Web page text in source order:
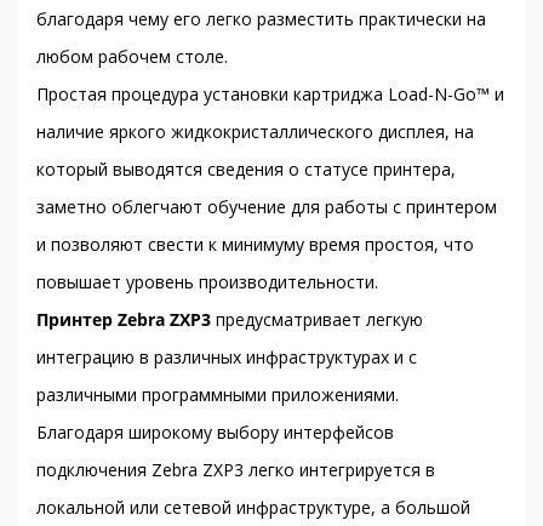
благодаря чему его легко разместить практически на
любом рабочем столе.
Простая процедура установки картриджа Load-N-Go™ и
наличие яркого жидкокристаллического дисплея, на
который выводятся сведения о статусе принтера,
заметно облегчают обучение для работы с принтером
и позволяют свести к минимуму время простоя, что
повышает уровень производительности.
Принтер Zebra ZXP3 предусматривает легкую
интеграцию в различных инфраструктурах и с
различными программными приложениями.
Благодаря широкому выбору интерфейсов
подключения Zebra ZXP3 легко интегрируется в
локальной или сетевой инфраструктуре, а большой